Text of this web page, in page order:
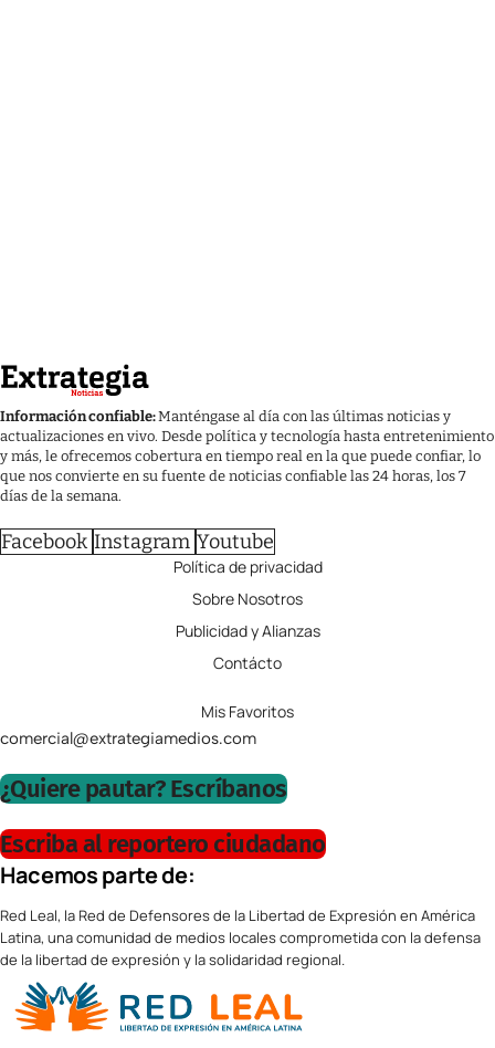
Información confiable:Manténgase al día con las últimas noticias y
actualizaciones en vivo. Desde política y tecnología hasta entretenimiento
y más, le ofrecemos cobertura en tiempo real en la que puede confiar, lo
que nos convierte en su fuente de noticias confiable las 24 horas, los 7
días de la semana.
Facebook Instagram Youtube
Política de privacidad
Sobre Nosotros
Publicidad y Alianzas
Contácto
Mis Favoritos
comercial@extrategiamedios.com
¿Quiere pautar? Escríbanos
Escriba al reportero ciudadano
Hacemos parte de:
Red Leal, la Red de Defensores de la Libertad de Expresión en América
Latina, una comunidad de medios locales comprometida con la defensa
de la libertad de expresión y la solidaridad regional.